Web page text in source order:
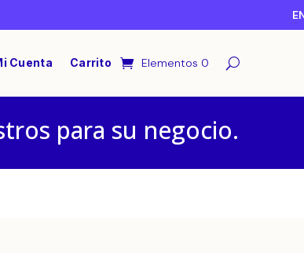
Cuenta Carrito Elementos 0
para su negocio.